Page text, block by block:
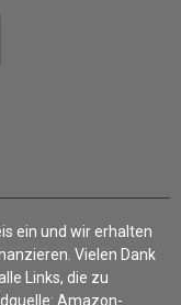
ein und wir erhalten
Vielen Dank
Links, die zu
Amazon-